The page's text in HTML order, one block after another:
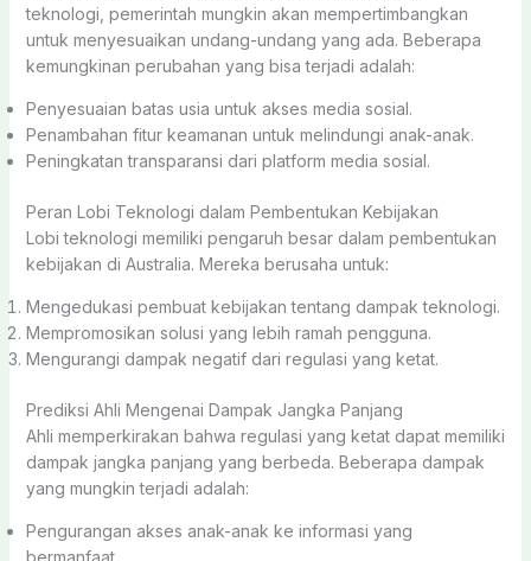
teknologi, pemerintah mungkin akan mempertimbangkan
untuk menyesuaikan undang-undang yang ada. Beberapa
kemungkinan perubahan yang bisa terjadi adalah:
Penyesuaian batas usia untuk akses media sosial.
Penambahan fitur keamanan untuk melindungi anak-anak.
Peningkatan transparansi dari platform media sosial.
Peran Lobi Teknologi dalam Pembentukan Kebijakan
Lobi teknologi memiliki pengaruh besar dalam pembentukan
kebijakan di Australia. Mereka berusaha untuk:
Mengedukasi pembuat kebijakan tentang dampak teknologi.
Mempromosikan solusi yang lebih ramah pengguna.
Mengurangi dampak negatif dari regulasi yang ketat.
Prediksi Ahli Mengenai Dampak Jangka Panjang
Ahli memperkirakan bahwa regulasi yang ketat dapat memiliki
dampak jangka panjang yang berbeda. Beberapa dampak
yang mungkin terjadi adalah:
Pengurangan akses anak-anak ke informasi yang